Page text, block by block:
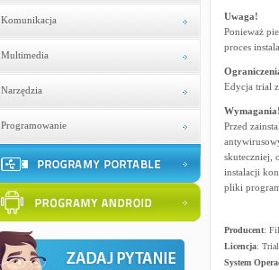
Komunikacja
Multimedia
Narzędzia
Programowanie
Uwaga!
Ponieważ
proces
Edycja trial
Wymagania!
Przed
skuteczniej,
instalacji
pliki
Producent:
Licencja: Trial
System